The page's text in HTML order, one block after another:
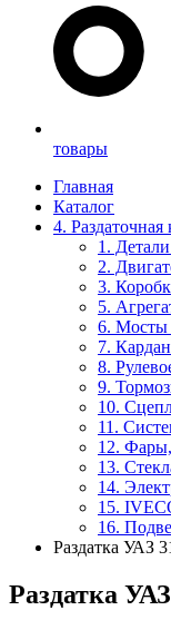
товары
Главная
Каталог
4.
1.
2.
3.
5.
6. Мосты
7.
8.
9.
10.
11.
12.
13.
14.
15.
16.
Раздатка УАЗ
Раздатка